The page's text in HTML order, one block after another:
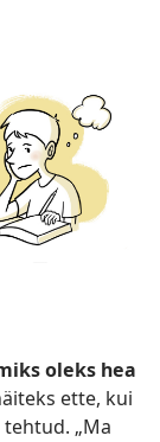
oleks hea
ette, kui
„Ma